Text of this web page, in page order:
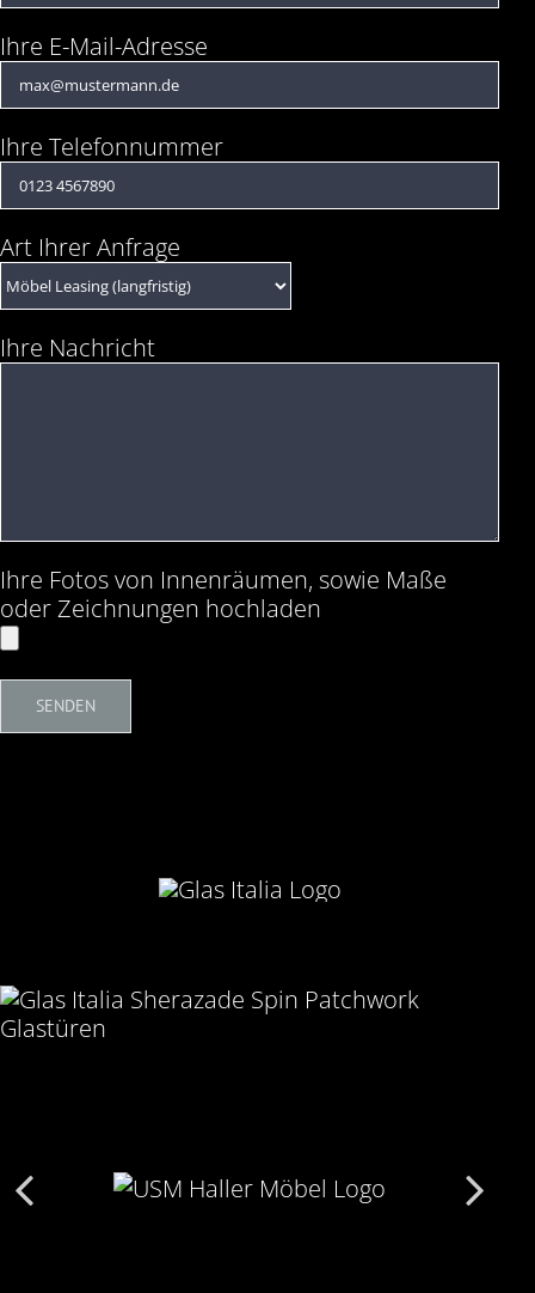
Ihre E-Mail-Adresse
Ihre Telefonnummer
Art Ihrer Anfrage
Ihre Nachricht
Ihre Fotos von Innenräumen, sowie Maße
oder Zeichnungen hochladen